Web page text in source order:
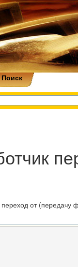
Поиск
от (передачу